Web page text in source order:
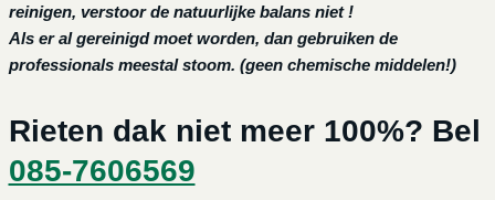
reinigen, verstoor de natuurlijke balans niet !
Als er al gereinigd moet worden, dan gebruiken de
professionals meestal stoom. (geen chemische middelen!)
Rieten dak niet meer 100%? Bel
085-7606569